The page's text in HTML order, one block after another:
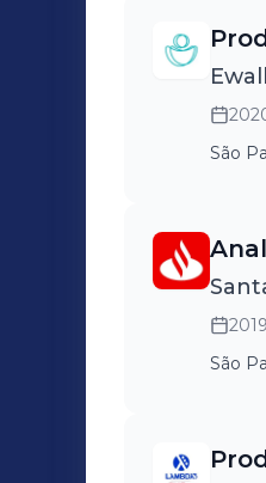
Boa
Facilidade de
Azure
SharePoint
São
São